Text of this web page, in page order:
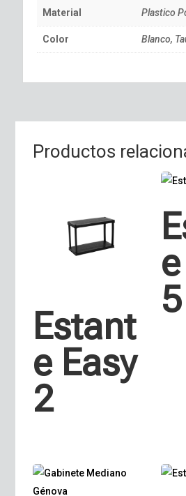
Material Plastico
Color Blanco,
Productos
Estant
e Easy
2
5